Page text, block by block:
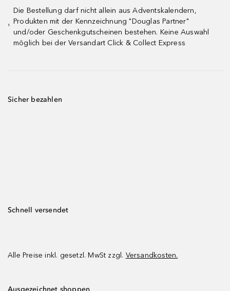
¹
Die Bestellung darf nicht allein aus Adventskalendern,
Produkten mit der Kennzeichnung "Douglas Partner"
und/oder Geschenkgutscheinen bestehen. Keine Auswahl
möglich bei der Versandart Click & Collect Express
Sicher bezahlen
Schnell versendet
Alle Preise inkl. gesetzl. MwSt zzgl. Versandkosten.
Ausgezeichnet shoppen